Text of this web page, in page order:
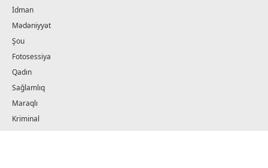
İdman
Mədəniyyət
Şou
Fotosessiya
Qadın
Sağlamlıq
Maraqlı
Kriminal